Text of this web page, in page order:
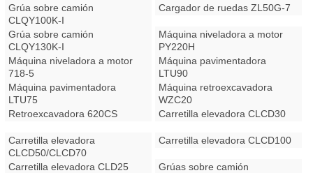
Grúa sobre camión
CLQY100K-I
Cargador de ruedas ZL50G-7
Grúa sobre camión
CLQY130K-I
Máquina niveladora a motor
PY220H
Máquina niveladora a motor
718-5
Máquina pavimentadora
LTU90
Máquina pavimentadora
LTU75
Máquina retroexcavadora
WZC20
Retroexcavadora 620CS
Carretilla elevadora CLCD30
Carretilla elevadora
CLCD50/CLCD70
Carretilla elevadora CLCD100
Carretilla elevadora CLD25 Grúas sobre camión